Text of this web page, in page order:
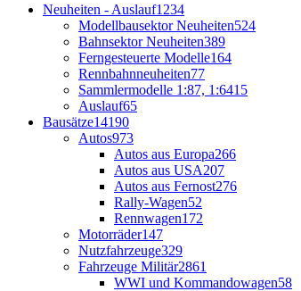
Neuheiten - Auslauf1234
Modellbausektor Neuheiten524
Bahnsektor Neuheiten389
Ferngesteuerte Modelle164
Rennbahnneuheiten77
Sammlermodelle 1:87, 1:6415
Auslauf65
Bausätze14190
Autos973
Autos aus Europa266
Autos aus USA207
Autos aus Fernost276
Rally-Wagen52
Rennwagen172
Motorräder147
Nutzfahrzeuge329
Fahrzeuge Militär2861
WWI und Kommandowagen58